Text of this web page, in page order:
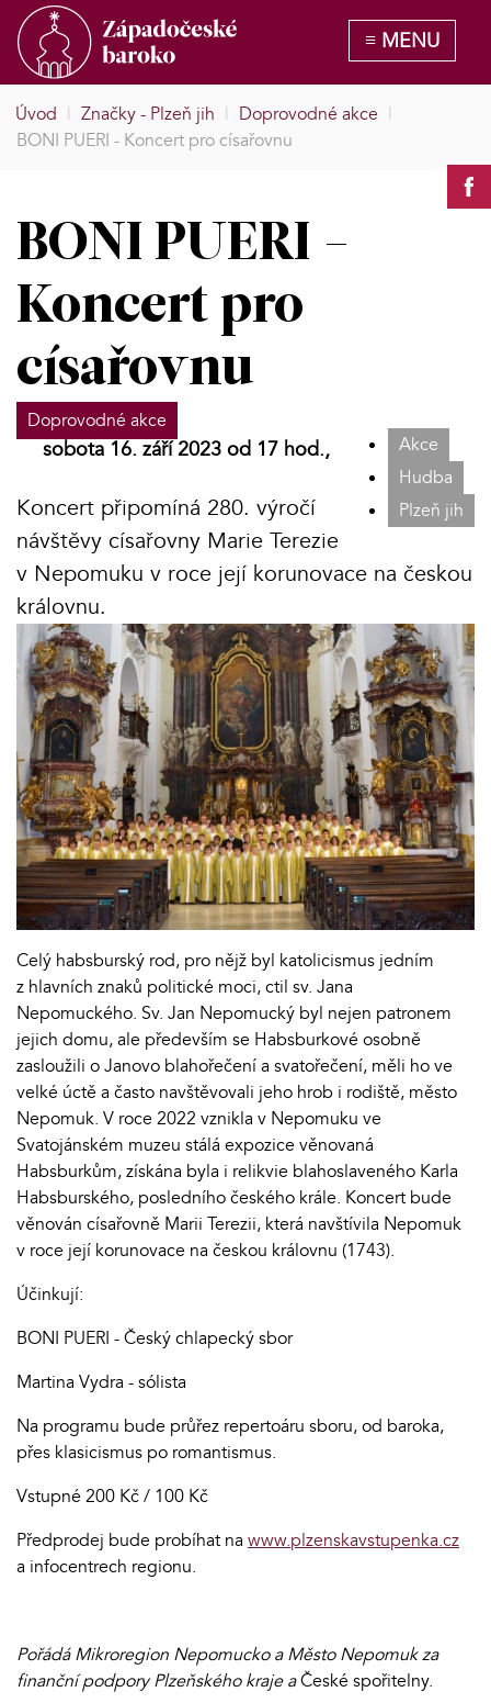
Úvod | Značky - Plzeň jih | Doprovodné akce |
BONI PUERI - Koncert pro císařovnu
BONI PUERI -
Koncert pro
císařovnu
Doprovodné akce
Akce
Hudba
Plzeň jih
sobota 16. září 2023 od 17 hod.,
Koncert připomíná 280. výročí
návštěvy císařovny Marie Terezie
v Nepomuku v roce její korunovace na českou
královnu.
Celý habsburský rod, pro nějž byl katolicismus jedním
z hlavních znaků politické moci, ctil sv. Jana
Nepomuckého. Sv. Jan Nepomucký byl nejen patronem
jejich domu, ale především se Habsburkové osobně
zasloužili o Janovo blahořečení a svatořečení, měli ho ve
velké úctě a často navštěvovali jeho hrob i rodiště, město
Nepomuk. V roce 2022 vznikla v Nepomuku ve
Svatojánském muzeu stálá expozice věnovaná
Habsburkům, získána byla i relikvie blahoslaveného Karla
Habsburského, posledního českého krále. Koncert bude
věnován císařovně Marii Terezii, která navštívila Nepomuk
v roce její korunovace na českou královnu (1743).
Účinkují:
BONI PUERI - Český chlapecký sbor
Martina Vydra - sólista
Na programu bude průřez repertoáru sboru, od baroka,
přes klasicismus po romantismus.
Vstupné 200 Kč / 100 Kč
Předprodej bude probíhat nawww.plzenskavstupenka.cz
a infocentrech regionu.
Pořádá Mikroregion Nepomucko a Město Nepomuk za
finanční podpory Plzeňského kraje aČeské spořitelny.